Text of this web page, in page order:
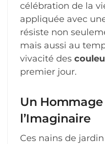
célébration de la
appliquée avec
résiste non
mais aussi au
vivacité des
premier jour.
Un
l’Imaginaire
Ces nains de